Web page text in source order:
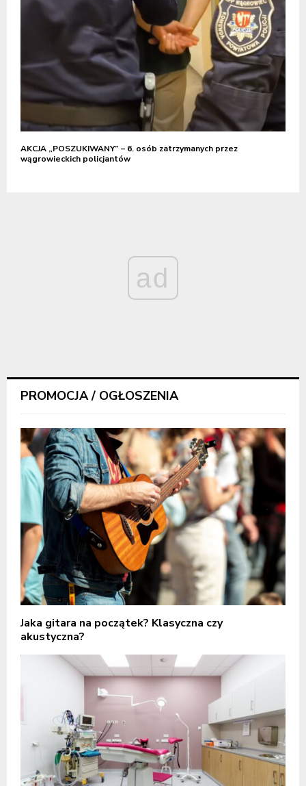
AKCJA „POSZUKIWANY” – 6. osób zatrzymanych przez
wągrowieckich policjantów
ad
PROMOCJA / OGŁOSZENIA
Jaka gitara na początek? Klasyczna czy
akustyczna?